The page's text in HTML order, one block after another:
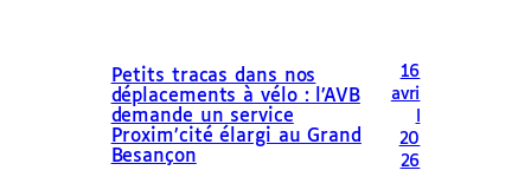
Petits tracas dans nos
déplacements à vélo : l’AVB
demande un service
Proxim’cité élargi au Grand
Besançon
16
avri
20
26